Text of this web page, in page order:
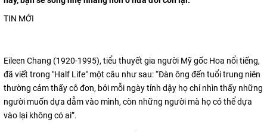
TIN MỚI
Eileen Chang (1920-1995), tiểu thuyết gia người Mỹ gốc Hoa nổi tiếng,
đã viết trong "Half Life" một câu như sau: “Đàn ông đến tuổi trung niên
thường cảm thấy cô đơn, bởi mỗi ngày tỉnh dậy họ chỉ nhìn thấy những
người muốn dựa dẫm vào mình, còn những người mà họ có thể dựa
vào lại không có ai”.